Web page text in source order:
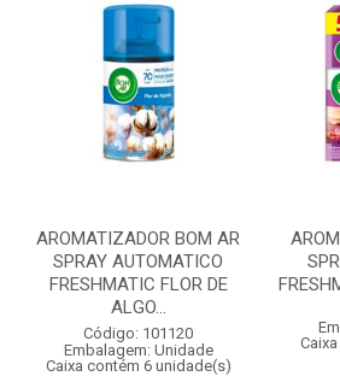
AROMATIZADOR BOM AR
SPRAY AUTOMATICO
FRESHMATIC FLOR DE
ALGO...
Código: 101120
Embalagem: Unidade
Caixa contém 6 unidade(s)